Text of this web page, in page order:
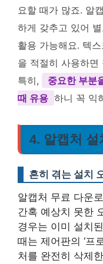
요할 때가 많죠. 알
하게 갖추고 있어
활용 가능해요. 텍
을 적절히 사용하면
특히,
중요한 부분
때 유용 하니 꼭 익
4. 알캡처
흔히 겪는 설치
알캡처 무료 다운
간혹 예상치 못한
경우는 이미 설치
때는 제어판의 ‘프
처를 완전히 삭제